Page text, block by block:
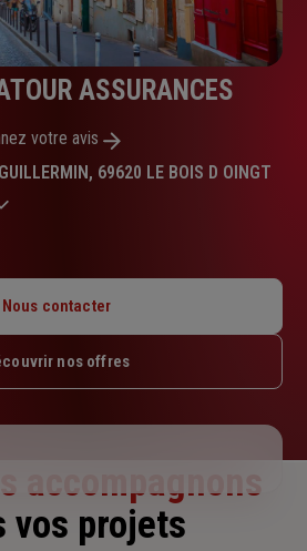
ASSURANCES
votre avis
69620 LE BOIS D OINGT
Nous contacter
nos offres
accompagnons
vos projets